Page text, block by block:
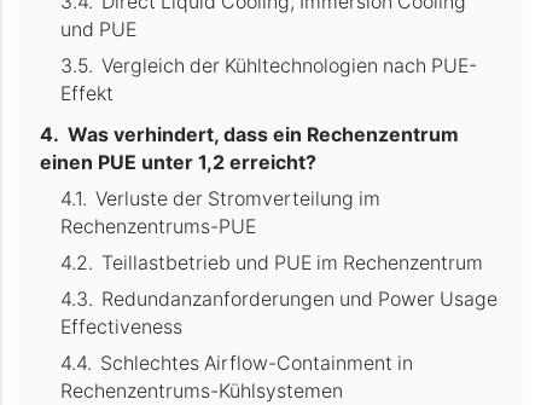
und PUE
Vergleich der Kühltechnologien nach PUE-
Effekt
Was verhindert, dass ein Rechenzentrum
einen PUE unter 1,2 erreicht?
Verluste der Stromverteilung im
Rechenzentrums-PUE
Teillastbetrieb und PUE im Rechenzentrum
Redundanzanforderungen und Power Usage
Effectiveness
Schlechtes Airflow-Containment in
Rechenzentrums-Kühlsystemen